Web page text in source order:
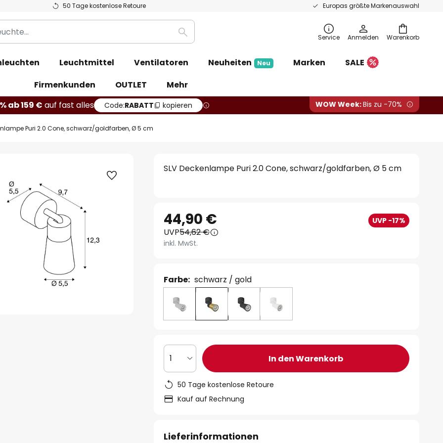
50 Tage kostenlose Retoure Europas größte Markenauswahl
Warenkorb
Suche Service Anmelden
Leuchtmittel Ventilatoren Neuheiten Neu Marken
SALE
Firmenkunden
OUTLET
Mehr
ab 159 € auf fast alles Code:RABATT kopieren WOW Week:Bis zu -70%
Puri 2.0 Cone, schwarz/goldfarben, Ø 5 cm
SLV Deckenlampe Puri 2.0 Cone, schwarz/goldfarben, Ø 5 cm
44,90 € UVP -17%
UVP54,62 €
inkl. MwSt.
Farbe: schwarz / gold
1 In den Warenkorb
50 Tage kostenlose Retoure
Kauf auf Rechnung
Lieferinformationen